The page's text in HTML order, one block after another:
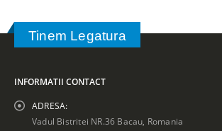
Tinem Legatura
INFORMATII CONTACT
ADRESA:
Vadul Bistritei NR.36 Bacau, Romania